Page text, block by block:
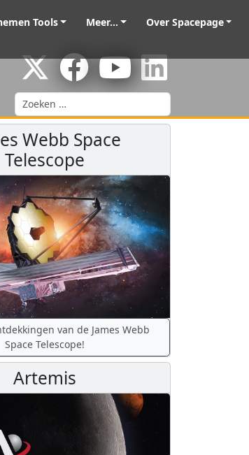
Tools Meer... Over Spacepage
Zoeken
Webb Space
Telescope
van de James Webb
Space Telescope!
Artemis